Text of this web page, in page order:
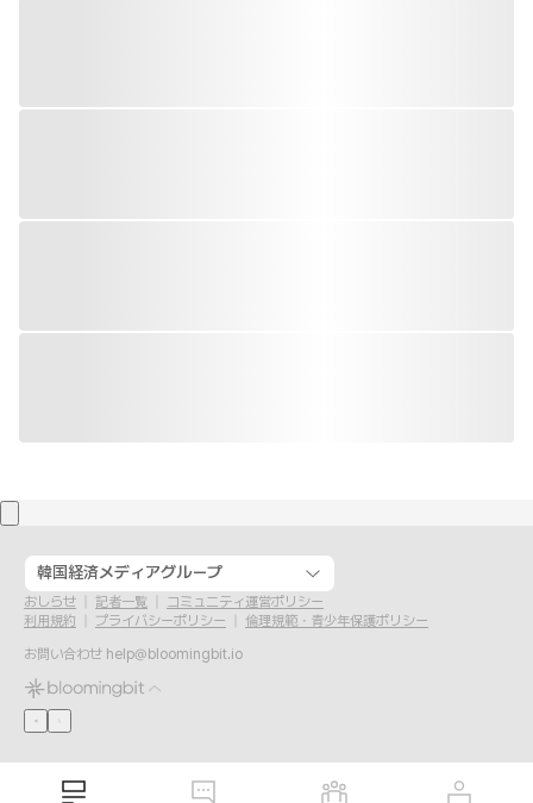
韓国経済メディアグループ
おしらせ 記者一覧
コミュニティ運営ポリシー
利用規約
プライバシーポリシー
倫理規範・青少年保護ポリシー
お問い合わせ help@bloomingbit.io